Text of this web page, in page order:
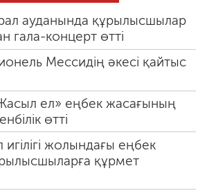
ауданында құрылысшылар
гала-концерт өтті
Мессидің әкесі қайтыс
ел» еңбек жасағының
өтті
игілігі жолындағы еңбек
құрмет